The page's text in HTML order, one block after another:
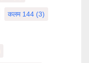
कलम 144 (3)